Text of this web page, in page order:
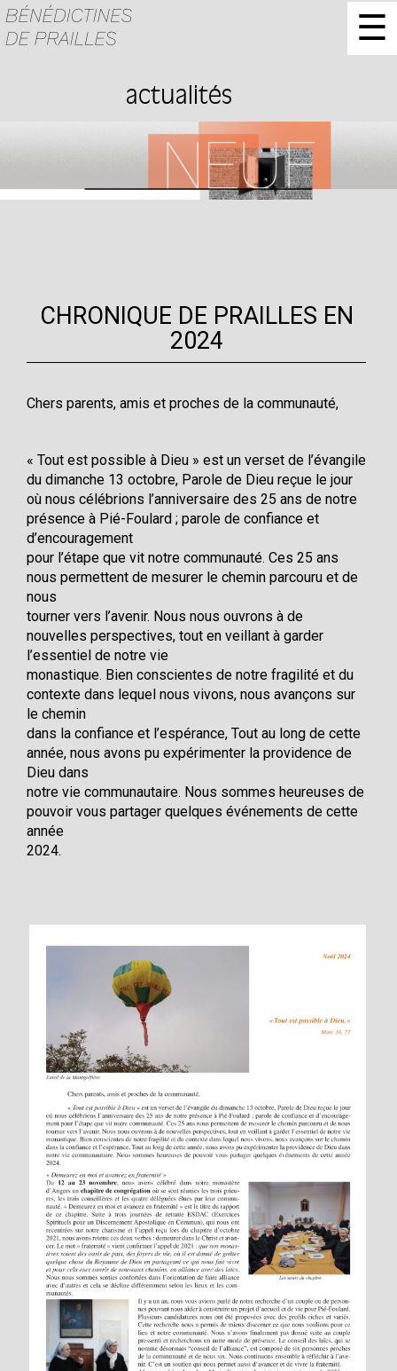
☰
actualités
CHRONIQUE DE PRAILLES EN
2024
Chers parents, amis et proches de la communauté,
« Tout est possible à Dieu » est un verset de l’évangile
du dimanche 13 octobre, Parole de Dieu reçue le jour
où nous célébrions l’anniversaire des 25 ans de notre
présence à Pié-Foulard ; parole de confiance et
d’encouragement
pour l’étape que vit notre communauté. Ces 25 ans
nous permettent de mesurer le chemin parcouru et de
nous
tourner vers l’avenir. Nous nous ouvrons à de
nouvelles perspectives, tout en veillant à garder
l’essentiel de notre vie
monastique. Bien conscientes de notre fragilité et du
contexte dans lequel nous vivons, nous avançons sur
le chemin
dans la confiance et l’espérance, Tout au long de cette
année, nous avons pu expérimenter la providence de
Dieu dans
notre vie communautaire. Nous sommes heureuses de
pouvoir vous partager quelques événements de cette
année
2024.